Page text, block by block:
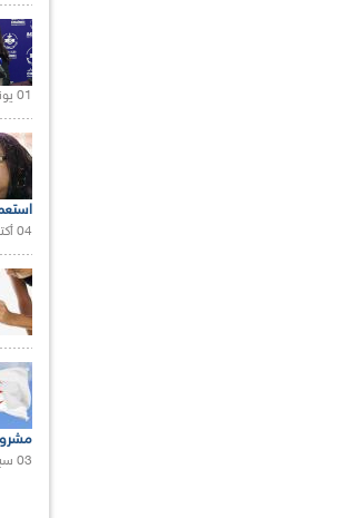
01 يونيو 2021 |
04 أكتوبر 2020 |
03 سبتمبر 2020 |